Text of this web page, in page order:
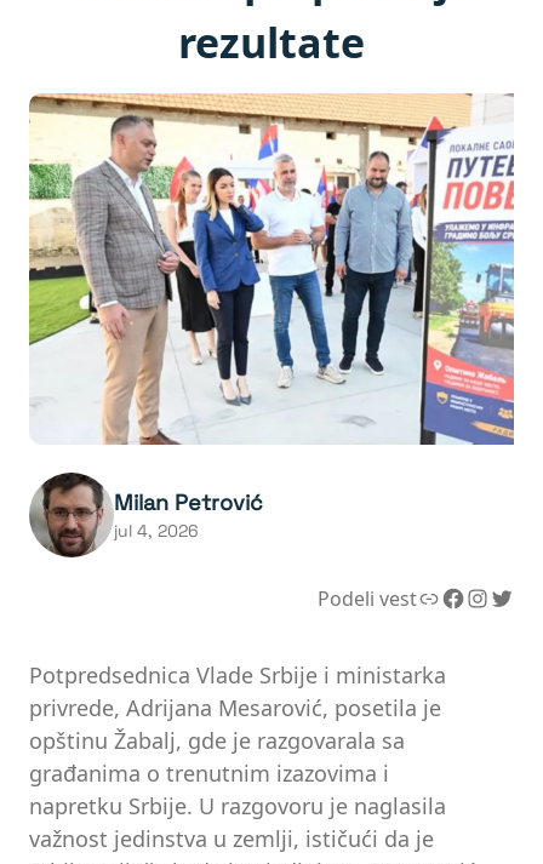
rezultate
Milan Petrović
jul 4, 2026
Podeli vestLink Facebook InstagramTwitter
Potpredsednica Vlade Srbije i ministarka
privrede, Adrijana Mesarović, posetila je
opštinu Žabalj, gde je razgovarala sa
građanima o trenutnim izazovima i
napretku Srbije. U razgovoru je naglasila
važnost jedinstva u zemlji, ističući da je